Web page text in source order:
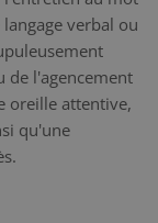
verbal ou
de l'agencement
oreille attentive,
qu'une